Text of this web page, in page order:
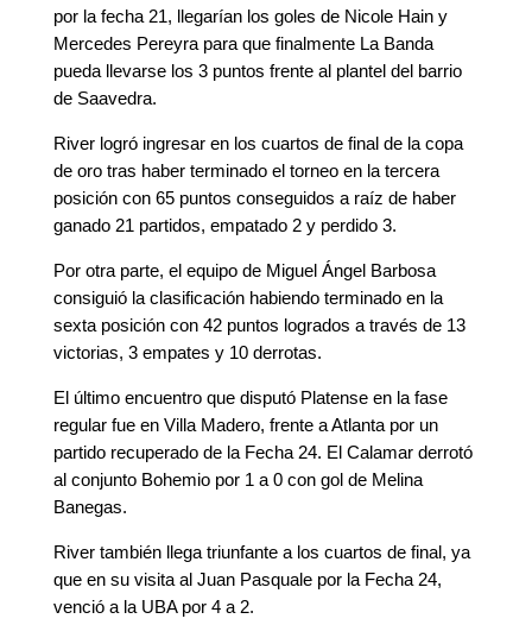
por la fecha 21, llegarían los goles de Nicole Hain y
Mercedes Pereyra para que finalmente La Banda
pueda llevarse los 3 puntos frente al plantel del barrio
de Saavedra.
River logró ingresar en los cuartos de final de la copa
de oro tras haber terminado el torneo en la tercera
posición con 65 puntos conseguidos a raíz de haber
ganado 21 partidos, empatado 2 y perdido 3.
Por otra parte, el equipo de Miguel Ángel Barbosa
consiguió la clasificación habiendo terminado en la
sexta posición con 42 puntos logrados a través de 13
victorias, 3 empates y 10 derrotas.
El último encuentro que disputó Platense en la fase
regular fue en Villa Madero, frente a Atlanta por un
partido recuperado de la Fecha 24. El Calamar derrotó
al conjunto Bohemio por 1 a 0 con gol de Melina
Banegas.
River también llega triunfante a los cuartos de final, ya
que en su visita al Juan Pasquale por la Fecha 24,
venció a la UBA por 4 a 2.